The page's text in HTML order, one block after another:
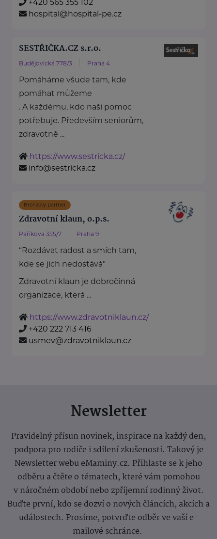
+420 565 355 102
hospital@hospital-pe.cz
SESTŘIČKA.CZ s.r.o.
Budějovická 778/3 Praha 4
Pomáháme všude tam, kde
pomáhat můžeme
. A každému, kdo naši pomoc
potřebuje. Především seniorům,
zdravotně ...
https://www.sestricka.cz/
info@sestricka.cz
Bronzový partner
Zdravotní klaun, o.p.s.
Paříkova 355/7 Praha 9
“Rozdávat radost a smích tam,
kde se jich nedostává”
Zdravotní klaun je dobročinná
organizace, která ...
https://www.zdravotniklaun.cz/
+420 222 713 416
usmev@zdravotniklaun.cz
Newsletter
Pravidelný přísun novinek, inspirace na každý den,
podpora pro rodiče i sdílení zkušeností. Takový je
Newsletter webu eMaminy.cz. Přihlaste se k jeho
odběru a čtěte o tématech, které vám pomohou
v náročném období nebo zpříjemní rodinný život.
Buďte první, kdo se dozví o nových článcích, akcích a
událostech. Prosíme, potvrďte odběr ve vaší e-
mailové schránce.